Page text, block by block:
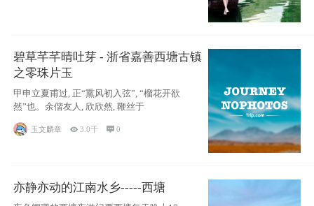
碧草芊芊晴吐芽 - 浙省嘉善西塘古镇
之零珠片玉
甲申立夏甫过, 正“熏风初入弦”, “榴花开欲
然”也。余偕友人, 欣欣然, 鞭丝于
玉文麟章  3.0千 0
亦静亦动的江南水乡-----西塘